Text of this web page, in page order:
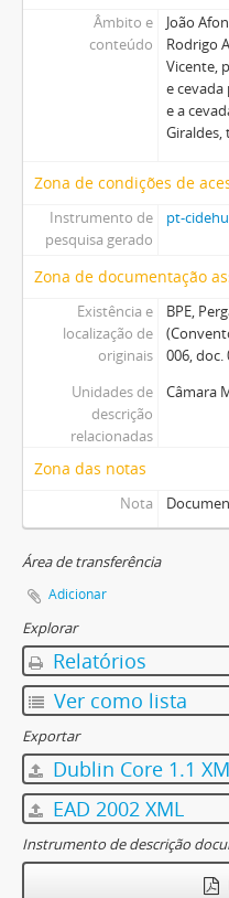
Âmbito e
conteúdo
João
Rodrigo
Vicente,
e
e a
Giraldes,
Zona de condições de
Instrumento de
pesquisa gerado
pt-
Zona de documentação
Existência e
localização de
originais
BPE,
006, doc.
Unidades de
descrição
relacionadas
Câmara
Zona das notas
Nota
Área de transferência
Adicionar
Explorar
Relatórios
Ver como lista
Exportar
Dublin Core 1.1
EAD 2002 XML
Instrumento de descrição